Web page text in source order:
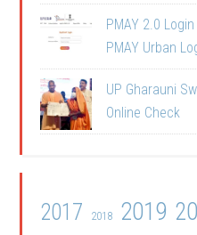
PMAY 2.0
PMAY Urban
UP Gharauni
Online Check
2017 2018 2019